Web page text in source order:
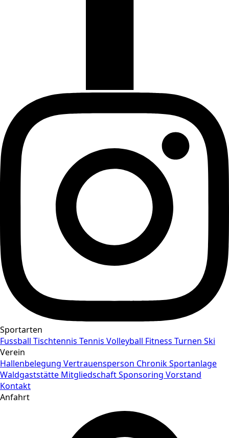
Sportarten
Fussball Tischtennis Tennis Volleyball Fitness Turnen Ski
Verein
Hallenbelegung Vertrauensperson ChronikSportanlage
Waldgaststätte MitgliedschaftSponsoring Vorstand
Kontakt
Anfahrt